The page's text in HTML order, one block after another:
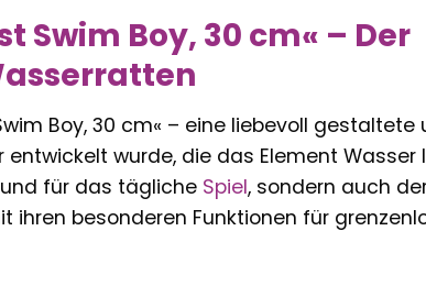
Swim Boy, 30 cm« – Der
Boy, 30 cm« – eine liebevoll gestaltete
wurde, die das Element Wasser
für das tägliche Spiel, sondern auch
ihren besonderen Funktionen für